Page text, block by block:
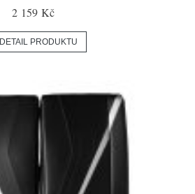
2 159 Kč
DETAIL PRODUKTU